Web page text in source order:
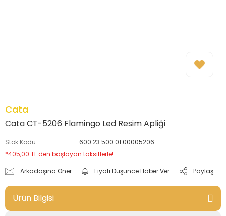
Cata
Cata CT-5206 Flamingo Led Resim Apliği
Stok Kodu
600.23.500.01.00005206
*405,00 TL den başlayan taksitlerle!
Arkadaşına Öner
Fiyatı Düşünce Haber Ver Paylaş
Ürün Bilgisi